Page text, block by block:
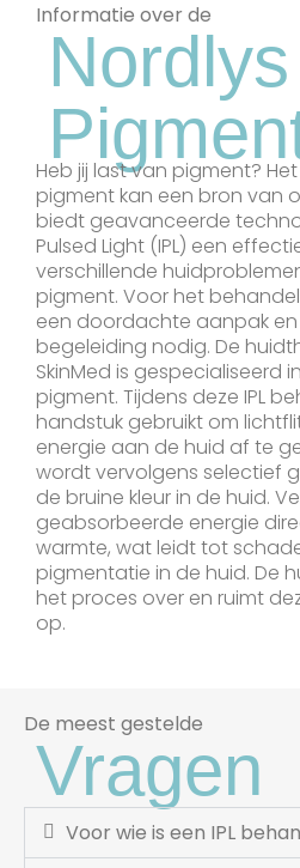
Informatie over de
Nordlys
Heb jij last van pigment?
pigment kan een bron van
biedt geavanceerde
Pulsed Light (IPL) een
verschillende
pigment. Voor het
een doordachte aanpak
begeleiding nodig. De
SkinMed is gespecialiseerd
pigment. Tijdens deze IPL
handstuk gebruikt om
energie aan de huid af te
wordt vervolgens selectief
de bruine kleur in de huid.
geabsorbeerde energie
warmte, wat leidt tot
pigmentatie in de huid. De
het proces over en ruimt
op.
De meest gestelde
Vragen
Voor wie is een IPL